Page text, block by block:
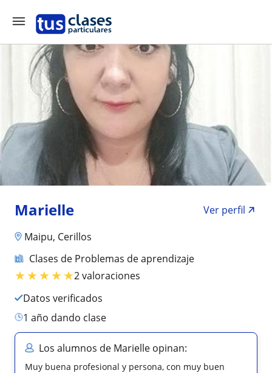
Marielle
Ver perfil
Maipu, Cerillos
Clases de Problemas de aprendizaje
★★★★★2 valoraciones
Datos verificados
1 año dando clase
Los alumnos de Marielle opinan:
Muy buena profesional y persona, con muy buen